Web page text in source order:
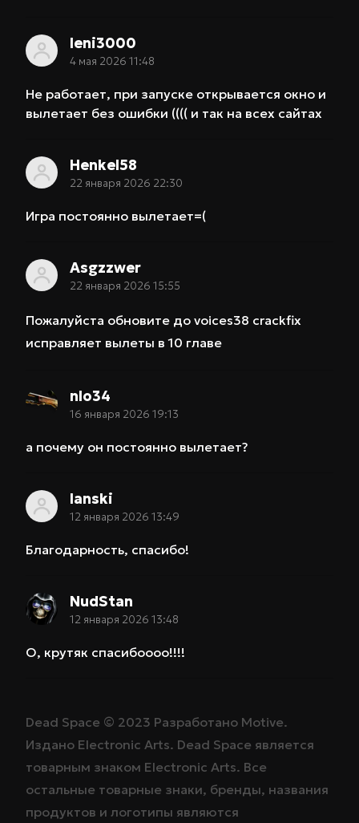
leni3000
4 мая 2026 11:48
Не работает, при запуске открывается окно и
вылетает без ошибки (((( и так на всех сайтах
Henkel58
22 января 2026 22:30
Игра постоянно вылетает=(
Asgzzwer
22 января 2026 15:55
Пожалуйста обновите до voices38 crackfix
исправляет вылеты в 10 главе
nlo34
16 января 2026 19:13
а почему он постоянно вылетает?
lanski
12 января 2026 13:49
Благодарность, спасибо!
NudStan
12 января 2026 13:48
О, крутяк спасибоооо!!!!
Dead Space © 2023 Разработано Motive.
Издано Electronic Arts. Dead Space является
товарным знаком Electronic Arts. Все
остальные товарные знаки, бренды, названия
продуктов и логотипы являются